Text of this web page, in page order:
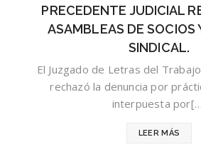
PRECEDENTE JUDICIAL
ASAMBLEAS DE SOCIOS
SINDICAL.
El Juzgado de Letras del
rechazó la denuncia por
interpuesta
LEER MÁS